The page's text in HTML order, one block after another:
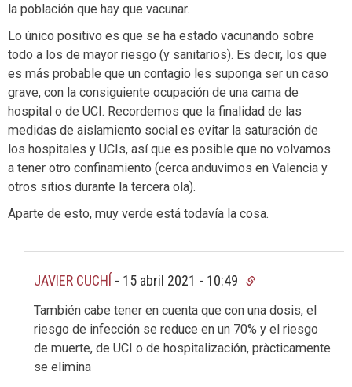
la población que hay que vacunar.
Lo único positivo es que se ha estado vacunando sobre
todo a los de mayor riesgo (y sanitarios). Es decir, los que
es más probable que un contagio les suponga ser un caso
grave, con la consiguiente ocupación de una cama de
hospital o de UCI. Recordemos que la finalidad de las
medidas de aislamiento social es evitar la saturación de
los hospitales y UCIs, así que es posible que no volvamos
a tener otro confinamiento (cerca anduvimos en Valencia y
otros sitios durante la tercera ola).
Aparte de esto, muy verde está todavía la cosa.
JAVIER CUCHÍ - 15 abril 2021 - 10:49
También cabe tener en cuenta que con una dosis, el
riesgo de infección se reduce en un 70% y el riesgo
de muerte, de UCI o de hospitalización, pràcticamente
se elimina